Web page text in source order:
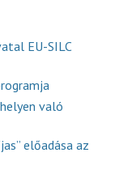
EU-SILC
való
előadása az